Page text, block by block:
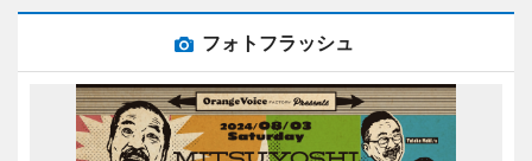
フォトフラッシュ